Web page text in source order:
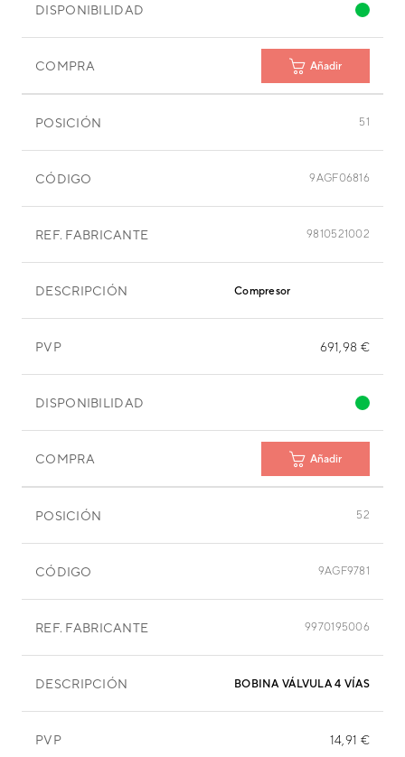
DISPONIBILIDAD
COMPRA Añadir
POSICIÓN 51
CÓDIGO 9AGF06816
REF. FABRICANTE 9810521002
DESCRIPCIÓN Compresor
PVP 691,98 €
DISPONIBILIDAD
COMPRA Añadir
POSICIÓN 52
CÓDIGO 9AGF9781
REF. FABRICANTE 9970195006
DESCRIPCIÓN BOBINA VÁLVULA 4 VÍAS
PVP 14,91 €